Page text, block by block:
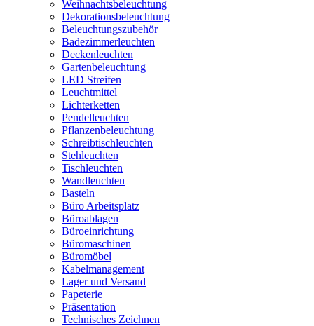
Weihnachtsbeleuchtung
Dekorationsbeleuchtung
Beleuchtungszubehör
Badezimmerleuchten
Deckenleuchten
Gartenbeleuchtung
LED Streifen
Leuchtmittel
Lichterketten
Pendelleuchten
Pflanzenbeleuchtung
Schreibtischleuchten
Stehleuchten
Tischleuchten
Wandleuchten
Basteln
Büro Arbeitsplatz
Büroablagen
Büroeinrichtung
Büromaschinen
Büromöbel
Kabelmanagement
Lager und Versand
Papeterie
Präsentation
Technisches Zeichnen